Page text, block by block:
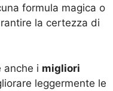
formula magica o
la certezza di
anche i migliori
leggermente le